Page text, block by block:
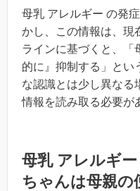
母乳 アレルギー の発
かし、この情報は、現
ラインに基づくと、「
的に』抑制する」とい
な認識とは少し異なる
情報を読み取る必要が
母乳 アレルギ
ちゃんは母親の